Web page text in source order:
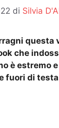
di Silvia
questa
che
è estremo
fuori di